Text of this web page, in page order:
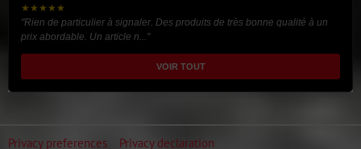
★★★★★
"Rien de particulier à signaler. Des produits de très bonne qualité à un
prix abordable. Un article n..."
VOIR TOUT
Privacy preferences Privacy declaration